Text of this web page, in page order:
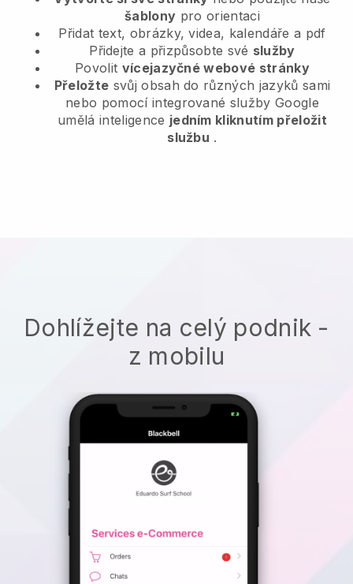
šablony pro orientaci
Přidat text, obrázky, videa, kalendáře a pdf
Přidejte a přizpůsobte své služby
Povolit vícejazyčné webové stránky
Přeložte svůj obsah do různých jazyků sami
nebo pomocí integrované služby Google
umělá inteligence jedním kliknutím přeložit
službu .
Dohlížejte na celý podnik -
z mobilu